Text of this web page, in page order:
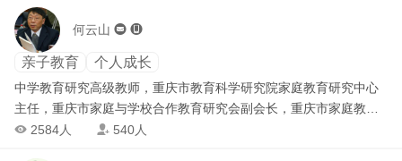
的80个怎么办》、《“三宽”家长大讲堂》等畅销图书，领衔主编
《三宽家长教程》（上、中、下卷）。
何云山  
亲子教育 个人成长
中学教育研究高级教师，重庆市教育科学研究院家庭教育研究中心
主任，重庆市家庭与学校合作教育研究会副会长，重庆市家庭教育
研究会常务理事，重庆三峡教育文化研究院家庭教育研究所名誉所
 2584人 540人